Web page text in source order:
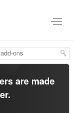
are made
.